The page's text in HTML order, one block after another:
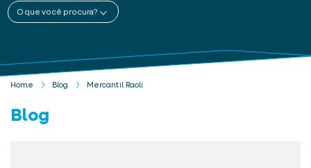
O que você procura?
Home Blog Mercantil Raoli
Blog